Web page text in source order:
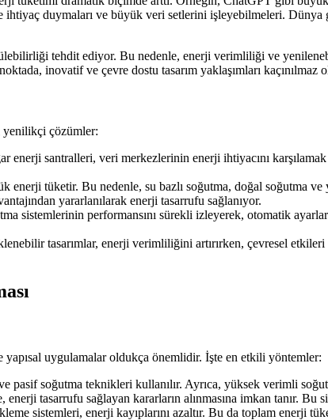
ihtiyaç duymaları ve büyük veri setlerini işleyebilmeleri.
tehdit ediyor. Bu nedenle, enerji verimliliği ve
inovatif ve çevre dostu tasarım yaklaşımları kaçınılmaz
yenilikçi çözümler:
enerji santralleri, veri merkezlerinin enerji ihtiyacını
enerji tüketir. Bu nedenle, su bazlı soğutma, doğal soğutma
yararlanılarak enerji tasarrufu sağlanıyor.
sistemlerinin performansını sürekli izleyerek, otomatik
tasarımlar, enerji verimliliğini artırırken, çevresel
uygulamalar oldukça önemlidir. İşte en etkili yöntemler:
pasif soğutma teknikleri kullanılır. Ayrıca, yüksek verimli
enerji tasarrufu sağlayan kararların alınmasına imkan tanır.
sistemleri, enerji kayıplarını azaltır. Bu da toplam enerji